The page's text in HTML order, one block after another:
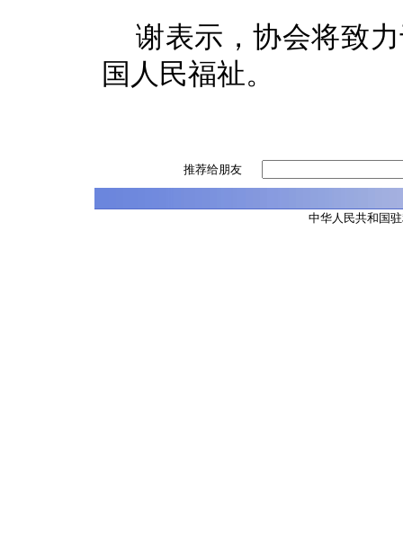
谢表示，协会将致
国人民福祉。
推荐给朋友
中华人民共和国